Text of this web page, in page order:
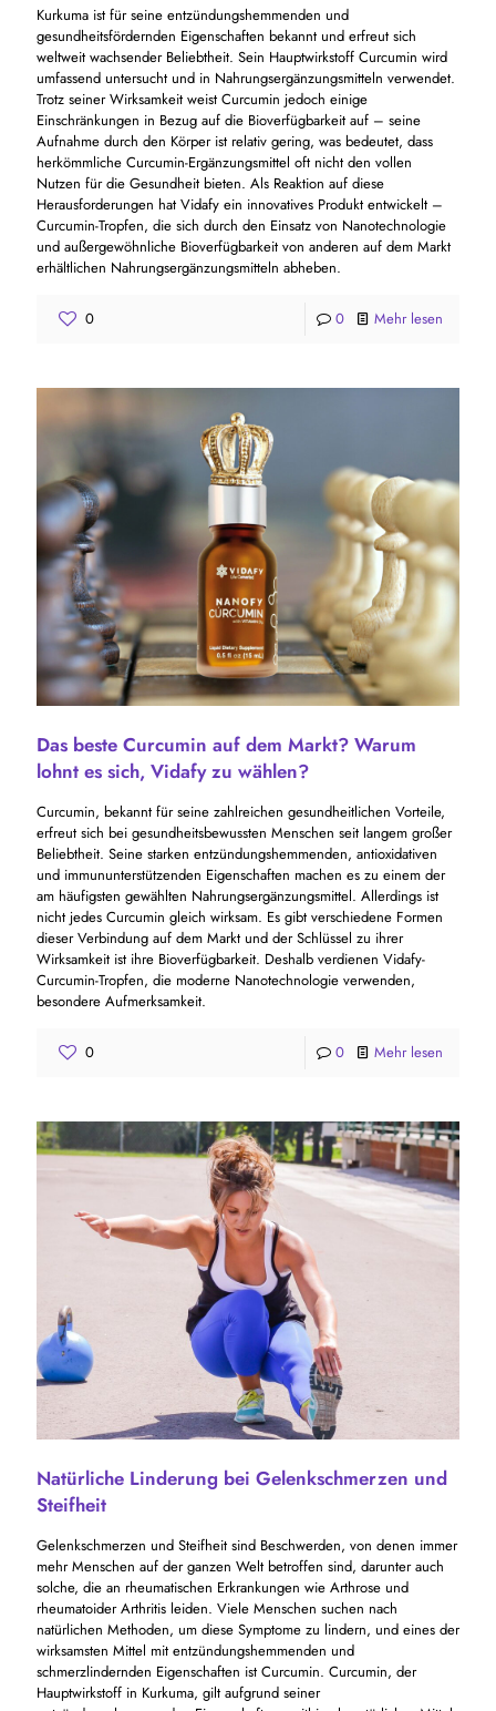
Kurkuma ist für seine entzündungshemmenden und
gesundheitsfördernden Eigenschaften bekannt und erfreut sich
weltweit wachsender Beliebtheit. Sein Hauptwirkstoff Curcumin wird
umfassend untersucht und in Nahrungsergänzungsmitteln verwendet.
Trotz seiner Wirksamkeit weist Curcumin jedoch einige
Einschränkungen in Bezug auf die Bioverfügbarkeit auf – seine
Aufnahme durch den Körper ist relativ gering, was bedeutet, dass
herkömmliche Curcumin-Ergänzungsmittel oft nicht den vollen
Nutzen für die Gesundheit bieten. Als Reaktion auf diese
Herausforderungen hat Vidafy ein innovatives Produkt entwickelt –
Curcumin-Tropfen, die sich durch den Einsatz von Nanotechnologie
und außergewöhnliche Bioverfügbarkeit von anderen auf dem Markt
erhältlichen Nahrungsergänzungsmitteln abheben.
0 0 Mehr lesen
Das beste Curcumin auf dem Markt? Warum
lohnt es sich, Vidafy zu wählen?
Curcumin, bekannt für seine zahlreichen gesundheitlichen Vorteile,
erfreut sich bei gesundheitsbewussten Menschen seit langem großer
Beliebtheit. Seine starken entzündungshemmenden, antioxidativen
und immununterstützenden Eigenschaften machen es zu einem der
am häufigsten gewählten Nahrungsergänzungsmittel. Allerdings ist
nicht jedes Curcumin gleich wirksam. Es gibt verschiedene Formen
dieser Verbindung auf dem Markt und der Schlüssel zu ihrer
Wirksamkeit ist ihre Bioverfügbarkeit. Deshalb verdienen Vidafy-
Curcumin-Tropfen, die moderne Nanotechnologie verwenden,
besondere Aufmerksamkeit.
0 0 Mehr lesen
Natürliche Linderung bei Gelenkschmerzen und
Steifheit
Gelenkschmerzen und Steifheit sind Beschwerden, von denen immer
mehr Menschen auf der ganzen Welt betroffen sind, darunter auch
solche, die an rheumatischen Erkrankungen wie Arthrose und
rheumatoider Arthritis leiden. Viele Menschen suchen nach
natürlichen Methoden, um diese Symptome zu lindern, und eines der
wirksamsten Mittel mit entzündungshemmenden und
schmerzlindernden Eigenschaften ist Curcumin. Curcumin, der
Hauptwirkstoff in Kurkuma, gilt aufgrund seiner